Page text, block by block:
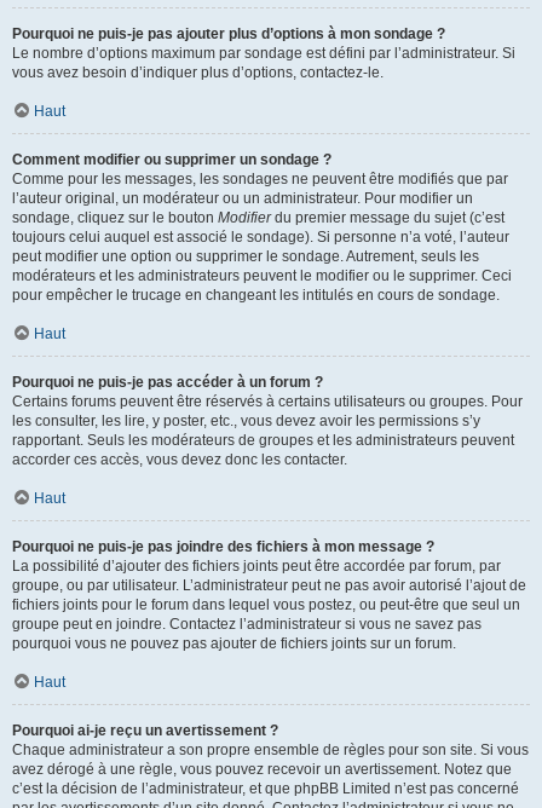
Pourquoi ne puis-je pas ajouter plus d’options à mon sondage ?
Le nombre d’options maximum par sondage est défini par l’administrateur. Si
vous avez besoin d’indiquer plus d’options, contactez-le.
Haut
Comment modifier ou supprimer un sondage ?
Comme pour les messages, les sondages ne peuvent être modifiés que par
l’auteur original, un modérateur ou un administrateur. Pour modifier un
sondage, cliquez sur le bouton Modifierdu premier message du sujet (c’est
toujours celui auquel est associé le sondage). Si personne n’a voté, l’auteur
peut modifier une option ou supprimer le sondage. Autrement, seuls les
modérateurs et les administrateurs peuvent le modifier ou le supprimer. Ceci
pour empêcher le trucage en changeant les intitulés en cours de sondage.
Haut
Pourquoi ne puis-je pas accéder à un forum ?
Certains forums peuvent être réservés à certains utilisateurs ou groupes. Pour
les consulter, les lire, y poster, etc., vous devez avoir les permissions s’y
rapportant. Seuls les modérateurs de groupes et les administrateurs peuvent
accorder ces accès, vous devez donc les contacter.
Haut
Pourquoi ne puis-je pas joindre des fichiers à mon message ?
La possibilité d’ajouter des fichiers joints peut être accordée par forum, par
groupe, ou par utilisateur. L’administrateur peut ne pas avoir autorisé l’ajout de
fichiers joints pour le forum dans lequel vous postez, ou peut-être que seul un
groupe peut en joindre. Contactez l’administrateur si vous ne savez pas
pourquoi vous ne pouvez pas ajouter de fichiers joints sur un forum.
Haut
Pourquoi ai-je reçu un avertissement ?
Chaque administrateur a son propre ensemble de règles pour son site. Si vous
avez dérogé à une règle, vous pouvez recevoir un avertissement. Notez que
c’est la décision de l’administrateur, et que phpBB Limited n’est pas concerné